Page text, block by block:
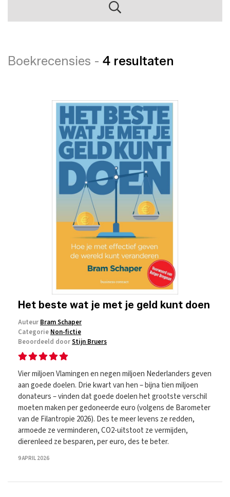
Boekrecensies - 4 resultaten
Het beste wat je met je geld kunt doen
Auteur Bram Schaper
Categorie Non-fictie
Beoordeeld doorStijn Bruers
Vier miljoen Vlamingen en negen miljoen Nederlanders geven
aan goede doelen. Drie kwart van hen – bijna tien miljoen
donateurs – vinden dat goede doelen het grootste verschil
moeten maken per gedoneerde euro (volgens de Barometer
van de Filantropie 2026). Des te meer levens ze redden,
armoede ze verminderen, CO2-uitstoot ze vermijden,
dierenleed ze besparen, per euro, des te beter.
9 APRIL 2026